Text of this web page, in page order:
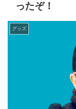
ったぞ！
グッズ